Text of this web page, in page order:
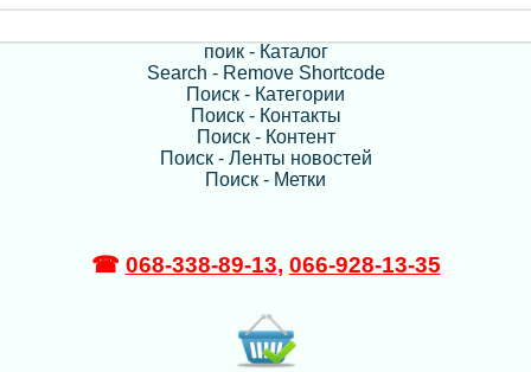
поик - Каталог
Search - Remove Shortcode
Поиск - Категории
Поиск - Контакты
Поиск - Контент
Поиск - Ленты новостей
Поиск - Метки
☎ 068-338-89-13, 066-928-13-35